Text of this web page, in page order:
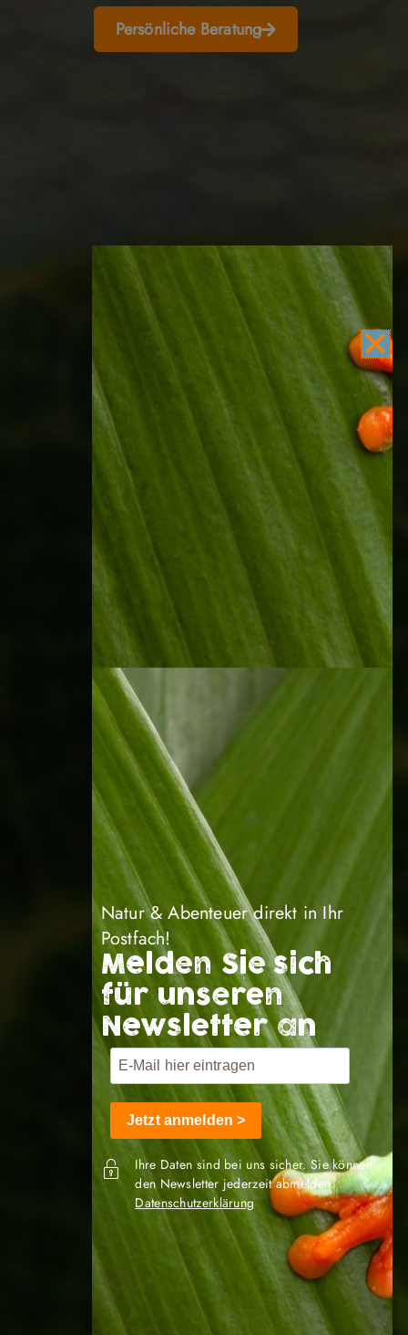
Persönliche Beratung
Natur & Abenteuer direkt in Ihr
Postfach!
Melden Sie sich
für unseren
Newsletter an
Jetzt anmelden >
Ihre Daten sind bei uns sicher. Sie können
den Newsletter jederzeit abmelden.
Datenschutzerklärung